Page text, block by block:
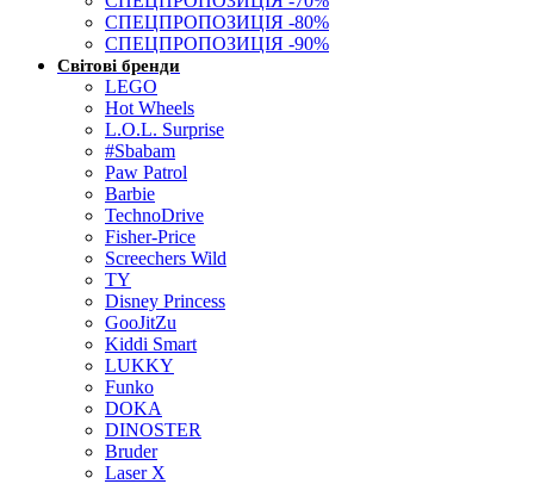
СПЕЦПРОПОЗИЦІЯ -80%
СПЕЦПРОПОЗИЦІЯ -90%
Світові бренди
LEGO
Hot Wheels
L.O.L. Surprise
#Sbabam
Paw Patrol
Barbie
TechnoDrive
Fisher-Price
Screechers Wild
TY
Disney Princess
GooJitZu
Kiddi Smart
LUKKY
Funko
DOKA
DINOSTER
Bruder
Laser X